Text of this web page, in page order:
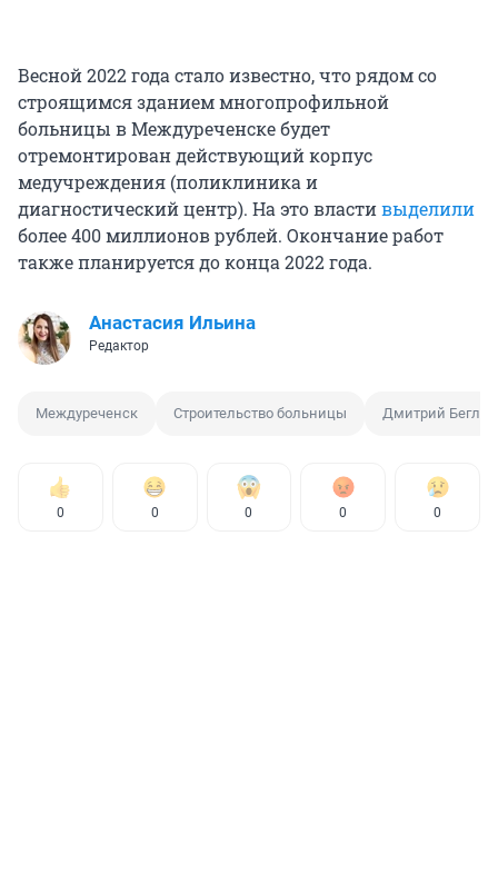
Весной 2022 года стало известно, что рядом со
строящимся зданием многопрофильной
больницы в Междуреченске будет
отремонтирован действующий корпус
медучреждения (поликлиника и
диагностический центр). На это властивыделили
более 400 миллионов рублей. Окончание работ
также планируется до конца 2022 года.
Анастасия Ильина
Редактор
Междуреченск Строительство больницы Дмитрий Беглов
0 0 0 0 0